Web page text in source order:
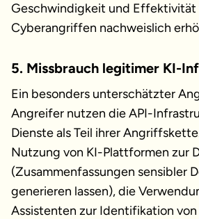
Geschwindigkeit und Effektivität
Cyberangriffen nachweislich
5. Missbrauch legitimer KI-
Ein besonders unterschätzter
Angreifer nutzen die API-
Dienste als Teil ihrer
Nutzung von KI-Plattformen zur
(Zusammenfassungen sensibler
generieren lassen), die
Assistenten zur Identifikation